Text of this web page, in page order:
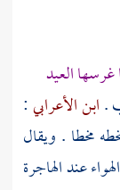
غرسها العيد
.ابن الأعرابي:
مخطا . ويقال
عند الهاجرة